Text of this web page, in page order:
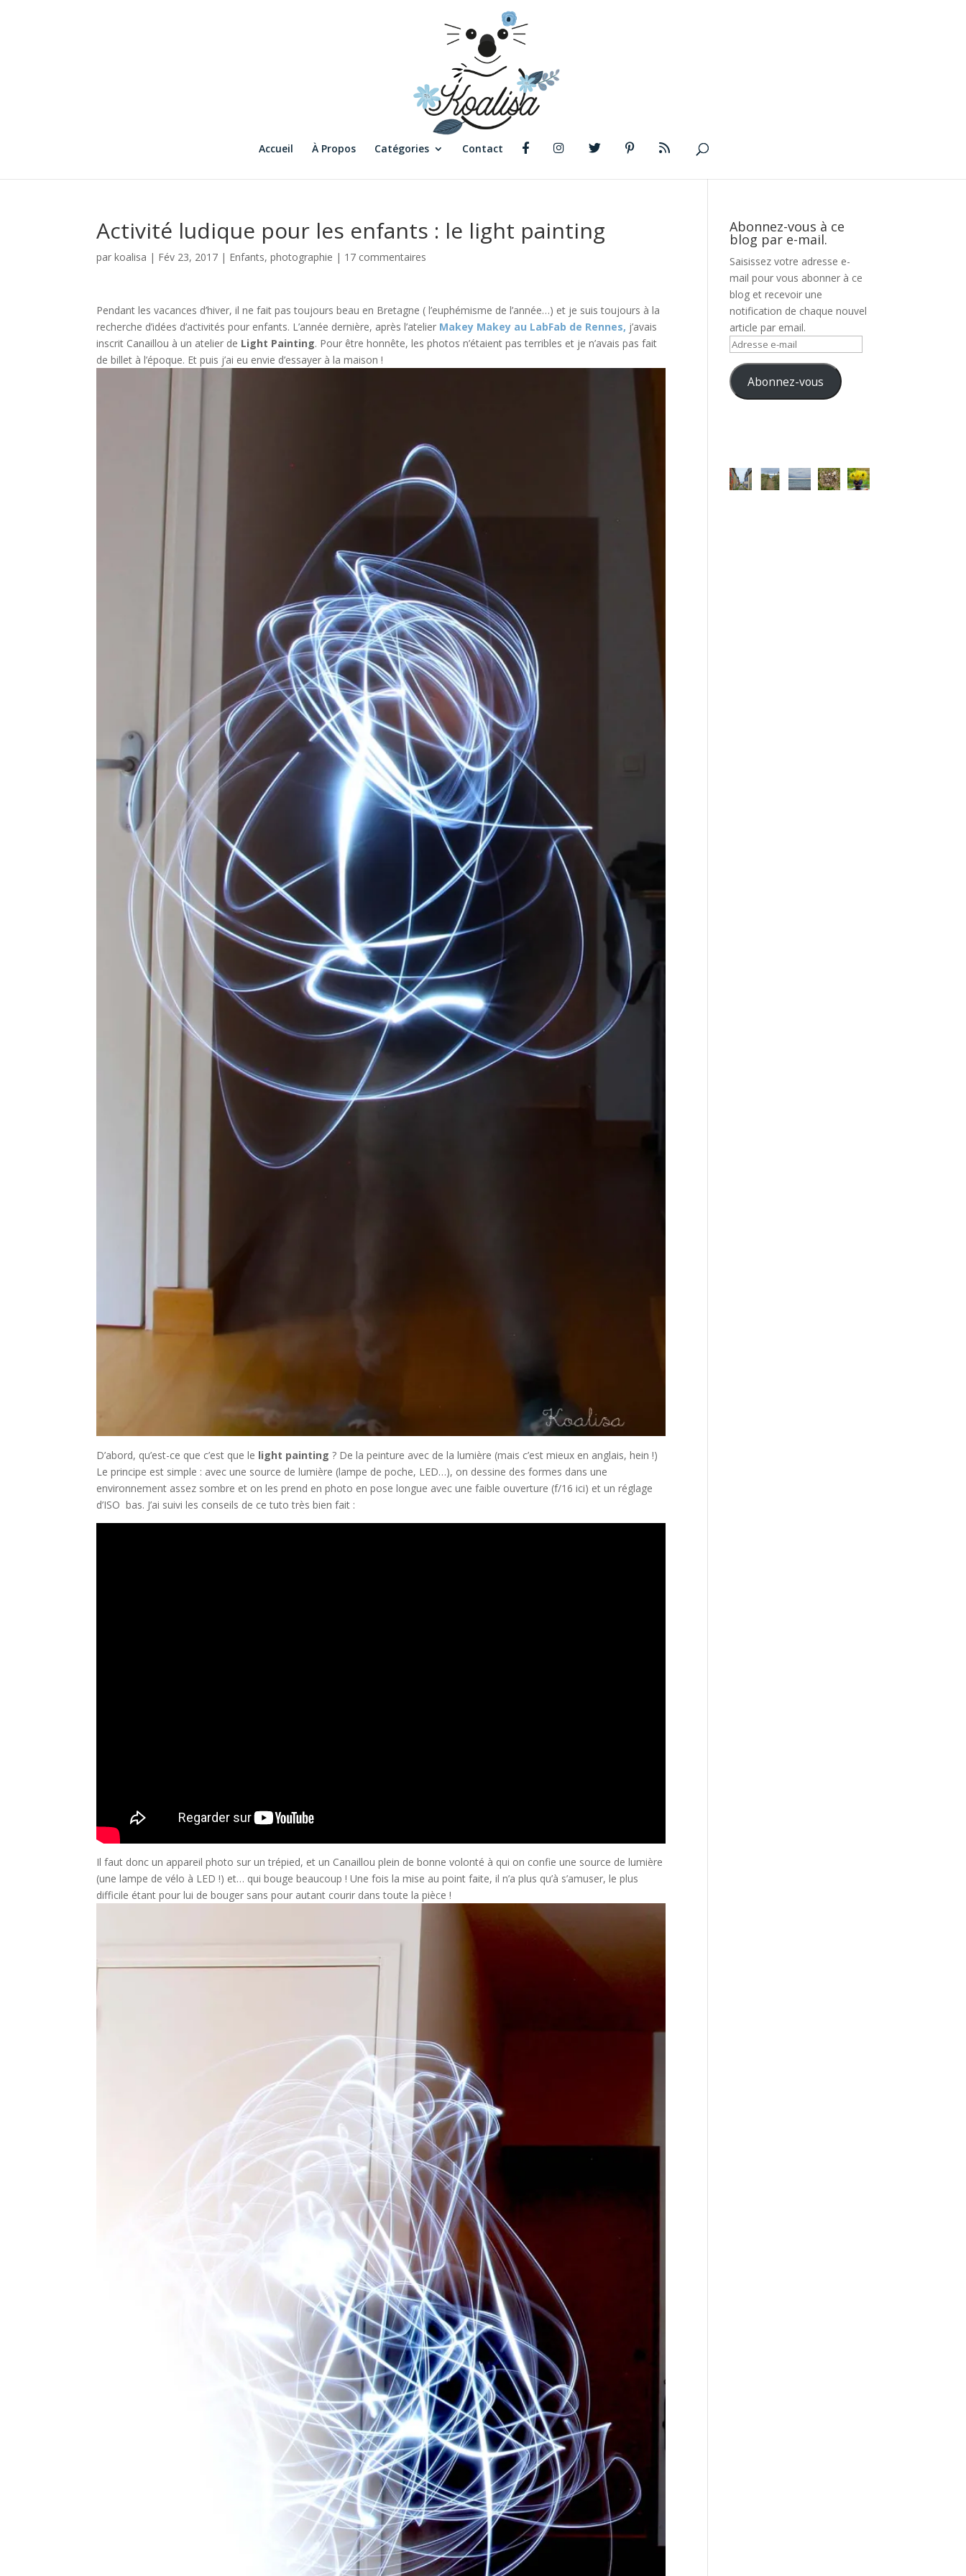
Accueil À Propos Catégories Contact
Activité ludique pour les enfants : le light painting
parkoalisa | Fév 23, 2017 | Enfants,photographie | 17 commentaires
Pendant les vacances d’hiver, il ne fait pas toujours beau en Bretagne ( l’euphémisme de l’année…) et je suis toujours à la
recherche d’idées d’activités pour enfants. L’année dernière, après l’atelier Makey Makey au LabFab de Rennes, j’avais
inscrit Canaillou à un atelier de Light Painting. Pour être honnête, les photos n’étaient pas terribles et je n’avais pas fait
de billet à l’époque. Et puis j’ai eu envie d’essayer à la maison !
D’abord, qu’est-ce que c’est que le light painting ? De la peinture avec de la lumière (mais c’est mieux en anglais, hein !)
Le principe est simple : avec une source de lumière (lampe de poche, LED…), on dessine des formes dans une
environnement assez sombre et on les prend en photo en pose longue avec une faible ouverture (f/16 ici) et un réglage
d’ISO bas. J’ai suivi les conseils de ce tuto très bien fait :
Il faut donc un appareil photo sur un trépied, et un Canaillou plein de bonne volonté à qui on confie une source de lumière
(une lampe de vélo à LED !) et… qui bouge beaucoup ! Une fois la mise au point faite, il n’a plus qu’à s’amuser, le plus
difficile étant pour lui de bouger sans pour autant courir dans toute la pièce !
Abonnez-vous à ce
blog par e-mail.
Saisissez votre adresse e-
mail pour vous abonner à ce
blog et recevoir une
notification de chaque nouvel
article par email.
Adresse
mail Abonnez-vous